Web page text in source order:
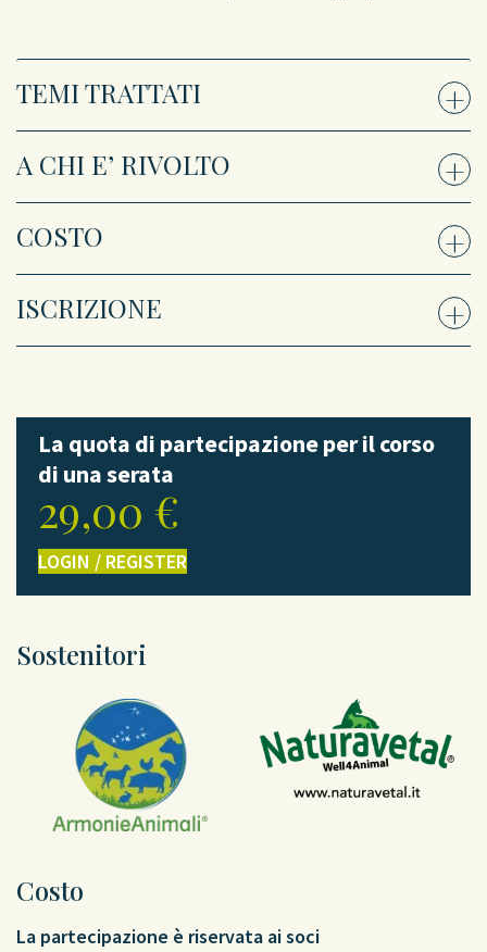
TEMI TRATTATI +
A CHI E’ RIVOLTO +
COSTO +
ISCRIZIONE +
La quota di partecipazione per il corso
di una serata
29,00 €
LOGIN / REGISTER
Sostenitori
Costo
La partecipazione è riservata ai soci